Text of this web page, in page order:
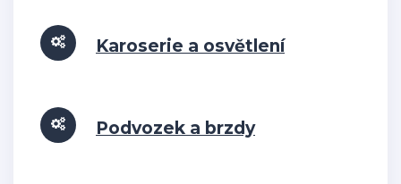
Karoserie a osvětlení
Podvozek a brzdy